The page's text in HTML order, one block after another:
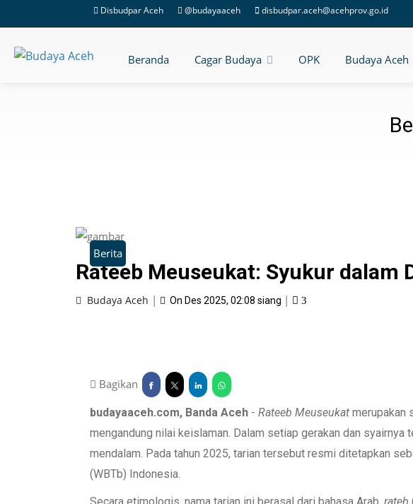
Disbudpar Aceh @budayaaceh disbudpar.aceh@acehprov.go.id
Beranda Cagar Budaya OPK Budaya Aceh
Berita
Rateeb Meuseukat: Syukur dalam
Budaya Aceh | On Des 2025, 02:08 siang | 3
Bagikan
budayaaceh.com, Banda Aceh - Rateeb Meuseukat merupakan
mengandung nilai keislaman. Dalam setiap gerakan dan syairnya
mendalam. Pada tahun 2025, tarian tersebut resmi ditetapkan
(WBTb) Indonesia.